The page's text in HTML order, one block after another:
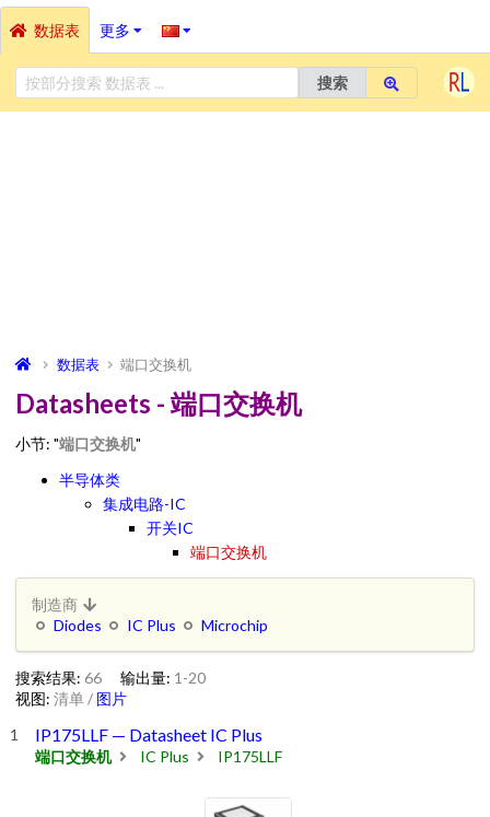
数据表 更多
搜索
数据表 端口交换机
Datasheets - 端口交换机
小节: "端口交换机"
半导体类
集成电路-IC
开关IC
端口交换机
制造商
Diodes
IC Plus Microchip
搜索结果: 66 输出量: 1-20
视图: 清单/ 图片
IP175LLF — Datasheet IC Plus
端口交换机 IC Plus IP175LLF